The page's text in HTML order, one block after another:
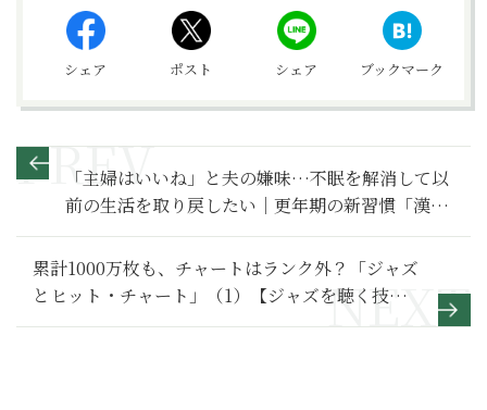
シェア ポスト シェア ブックマーク
「主婦はいいね」と夫の嫌味…不眠を解消して以
前の生活を取り戻したい｜更年期の新習慣「漢
方」Q&A（６）
累計1000万枚も、チャートはランク外？「ジャズ
とヒット・チャート」（1）【ジャズを聴く技術
〜ジャズ「プロ・リスナー」への道67】